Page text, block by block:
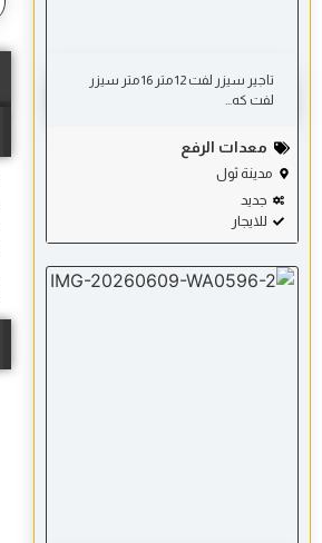
تاجير سيزر لفت 12 متر 16 متر سیزر
لفت كه...
معدات الرفع
مدينة ثول
جديد
للايجار